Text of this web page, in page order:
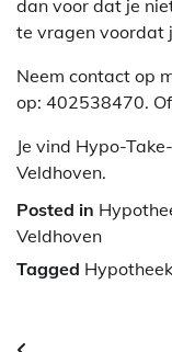
dan voor dat je
te vragen voordat
Neem contact op
op: 402538470.
Je vind Hypo-
Veldhoven.
Posted in
Veldhoven
Tagged Hypotheek